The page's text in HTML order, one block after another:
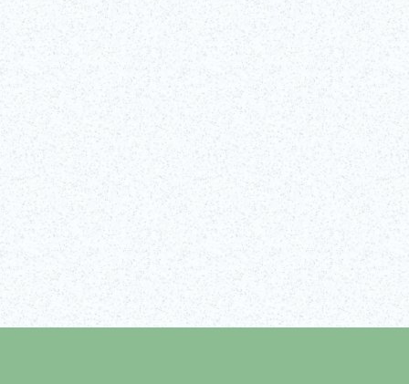
©Edo-Tokyo Museum
Voir tous les détails
Afficher tout